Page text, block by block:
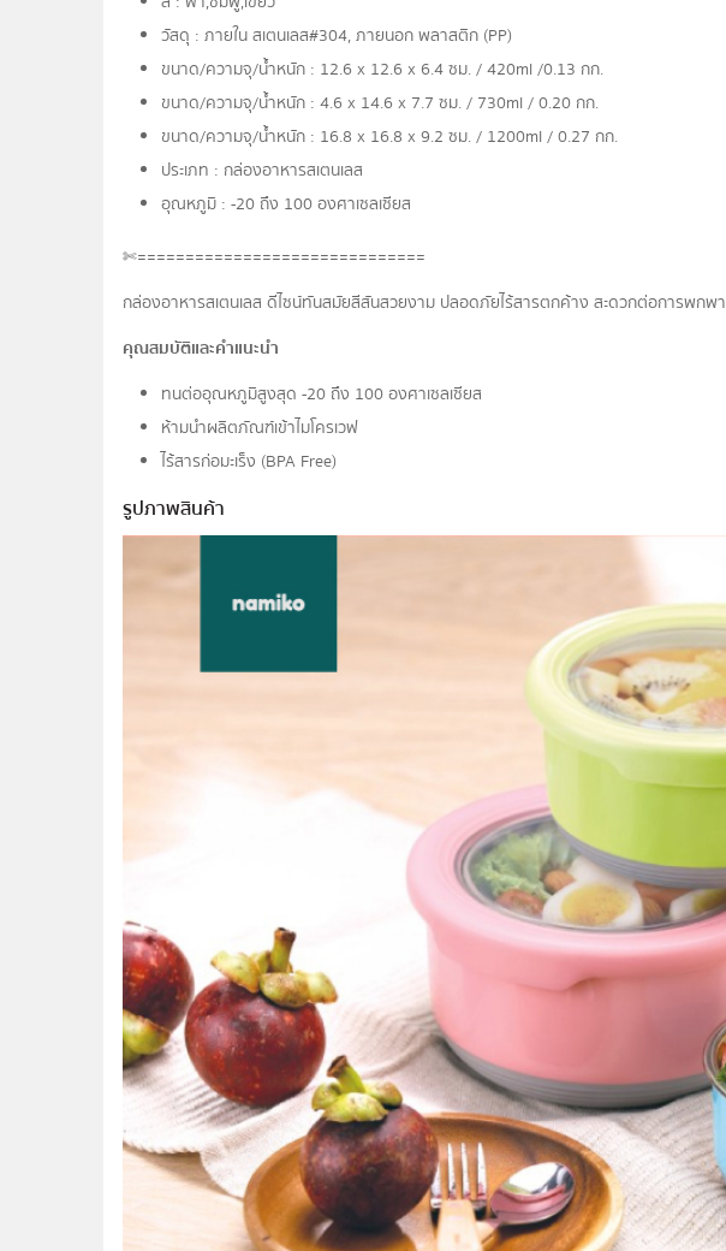
วัสดุ : ภายใน สเตนเลส#304, ภายนอก พลาสติก (PP)
ขนาด/ความจุ/น้ำหนัก : 12.6 x 12.6 x 6.4 ซม. / 420ml /0.13 กก.
ขนาด/ความจุ/น้ำหนัก : 4.6 x 14.6 x 7.7 ซม. / 730ml / 0.20 กก.
ขนาด/ความจุ/น้ำหนัก : 16.8 x 16.8 x 9.2 ซม. / 1200ml / 0.27 กก.
ประเภท : กล่องอาหารสเตนเลส
อุณหภูมิ : -20 ถึง 100 องศาเซลเซียส
✄==============================
กล่องอาหารสเตนเลส ดีไซน์ทันสมัยสีสันสวยงาม ปลอดภัยไร้สารตกค้าง สะดวกต่อการพกพา
คุณสมบัติและคำแนะนำ
ทนต่ออุณหภูมิสูงสุด -20 ถึง 100 องศาเซลเซียส
ห้ามนำผลิตภัณฑ์เข้าไมโครเวฟ
ไร้สารก่อมะเร็ง (BPA Free)
รูปภาพสินค้า